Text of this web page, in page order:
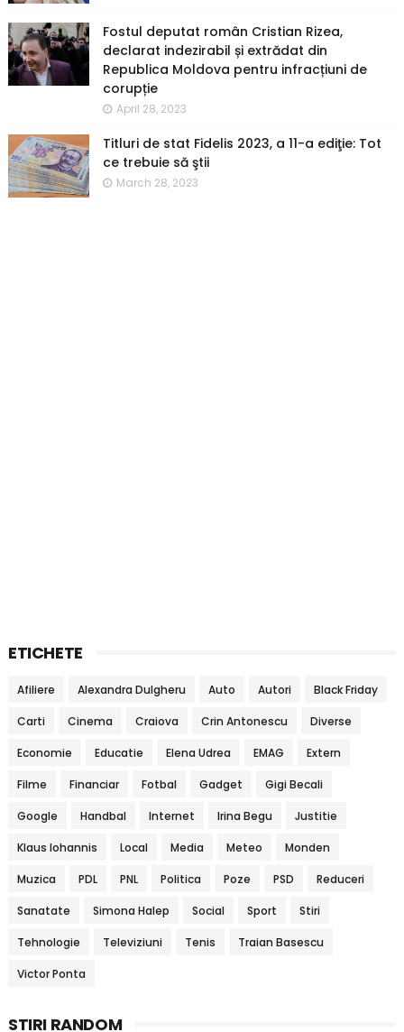
Fostul deputat român Cristian Rizea,
declarat indezirabil și extrădat din
Republica Moldova pentru infracțiuni de
corupție
April 28, 2023
Titluri de stat Fidelis 2023, a 11-a ediţie: Tot
ce trebuie să ştii
March 28, 2023
ETICHETE
Afiliere Alexandra Dulgheru Auto Autori Black Friday
Carti Cinema Craiova Crin Antonescu Diverse
Economie Educatie Elena Udrea EMAG Extern
Filme Financiar Fotbal Gadget Gigi Becali
Google Handbal Internet Irina Begu Justitie
Klaus Iohannis Local Media Meteo Monden
Muzica PDL PNL Politica Poze PSD Reduceri
Sanatate Simona Halep Social Sport Stiri
Tehnologie Televiziuni Tenis Traian Basescu
Victor Ponta
STIRI RANDOM